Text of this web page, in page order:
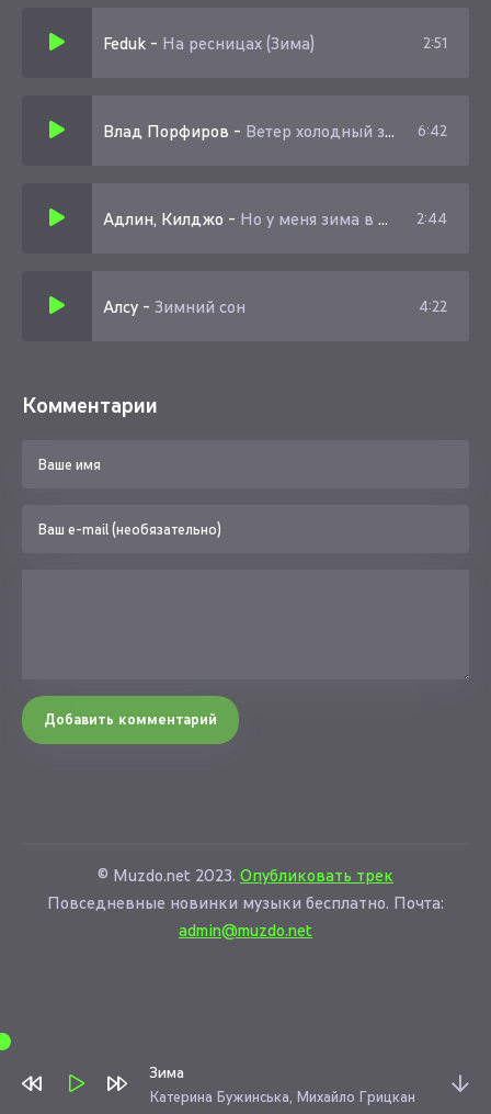
Feduk - На ресницах (Зима) 2:51
Влад Порфиров - Ветер холодный зима на улице 6:42
Адлин, Килджо - Но у меня зима в сердце я потерял в тебе всего себя 2:44
Алсу - Зимний сон 4:22
Комментарии
Добавить комментарий
© Muzdo.net 2023. Опубликовать трек
Повседневные новинки музыки бесплатно. Почта:
admin@muzdo.net
Зима
Катерина Бужинська, Михайло Грицкан